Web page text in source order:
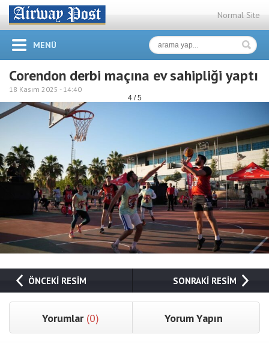
Normal Site
MENÜ
Corendon derbi maçına ev sahipliği yaptı
18 Kasım 2025 - 14:40
4 / 5
ÖNCEKİ RESİM SONRAKİ RESİM
Yorumlar (0) Yorum Yapın